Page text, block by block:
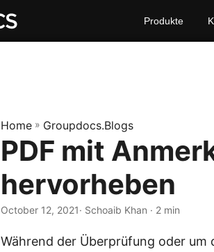
Produkte
Home » Groupdocs.Blogs
PDF mit
hervorheben
October 12, 2021· Schoaib Khan · 2 min
Während der Überprüfung oder